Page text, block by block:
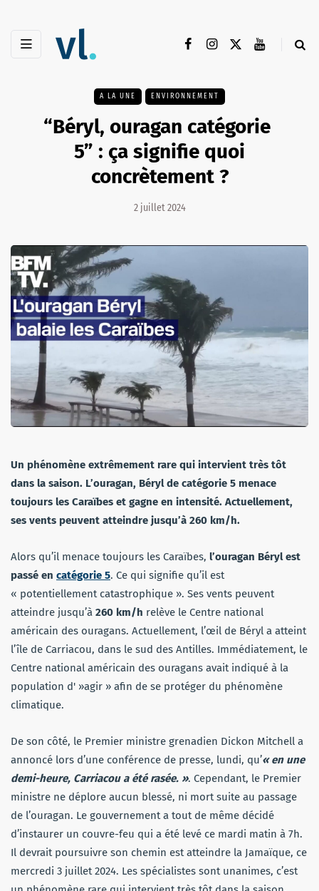
A LA UNE ENVIRONNEMENT
“Béryl, ouragan catégorie
5” : ça signifie quoi
concrètement ?
2 juillet 2024
Un phénomène extrêmement rare qui intervient très tôt
dans la saison. L’ouragan, Béryl de catégorie 5 menace
toujours les Caraïbes et gagne en intensité. Actuellement,
ses vents peuvent atteindre jusqu’à 260 km/h.
Alors qu’il menace toujours les Caraïbes, l’ouragan Béryl est
passé en catégorie 5. Ce qui signifie qu’il est
« potentiellement catastrophique ». Ses vents peuvent
atteindre jusqu’à 260 km/h relève le Centre national
américain des ouragans. Actuellement, l’œil de Béryl a atteint
l’île de Carriacou, dans le sud des Antilles. Immédiatement, le
Centre national américain des ouragans avait indiqué à la
population d' »agir » afin de se protéger du phénomène
climatique.
De son côté, le Premier ministre grenadien Dickon Mitchell a
annoncé lors d’une conférence de presse, lundi, qu’« en une
demi-heure, Carriacou a été rasée. ». Cependant, le Premier
ministre ne déplore aucun blessé, ni mort suite au passage
de l’ouragan. Le gouvernement a tout de même décidé
d’instaurer un couvre-feu qui a été levé ce mardi matin à 7h.
Il devrait poursuivre son chemin est atteindre la Jamaïque, ce
mercredi 3 juillet 2024. Les spécialistes sont unanimes, c’est